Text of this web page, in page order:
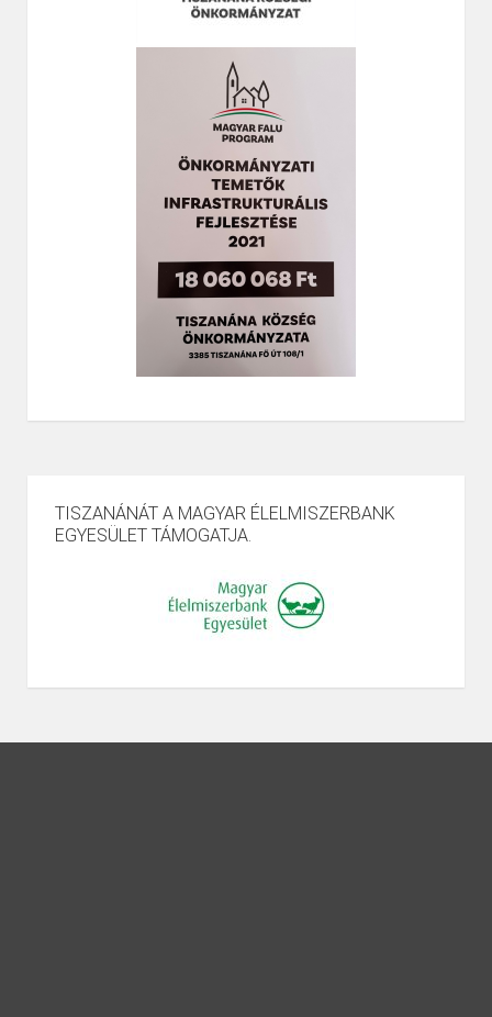
TISZANÁNÁT A MAGYAR ÉLELMISZERBANK
EGYESÜLET TÁMOGATJA.